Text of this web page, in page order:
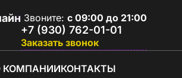
Звоните: с 09:00 до 21:00
+7 (930) 762-01-01
Заказать звонок
КОМПАНИИКОНТАКТЫ